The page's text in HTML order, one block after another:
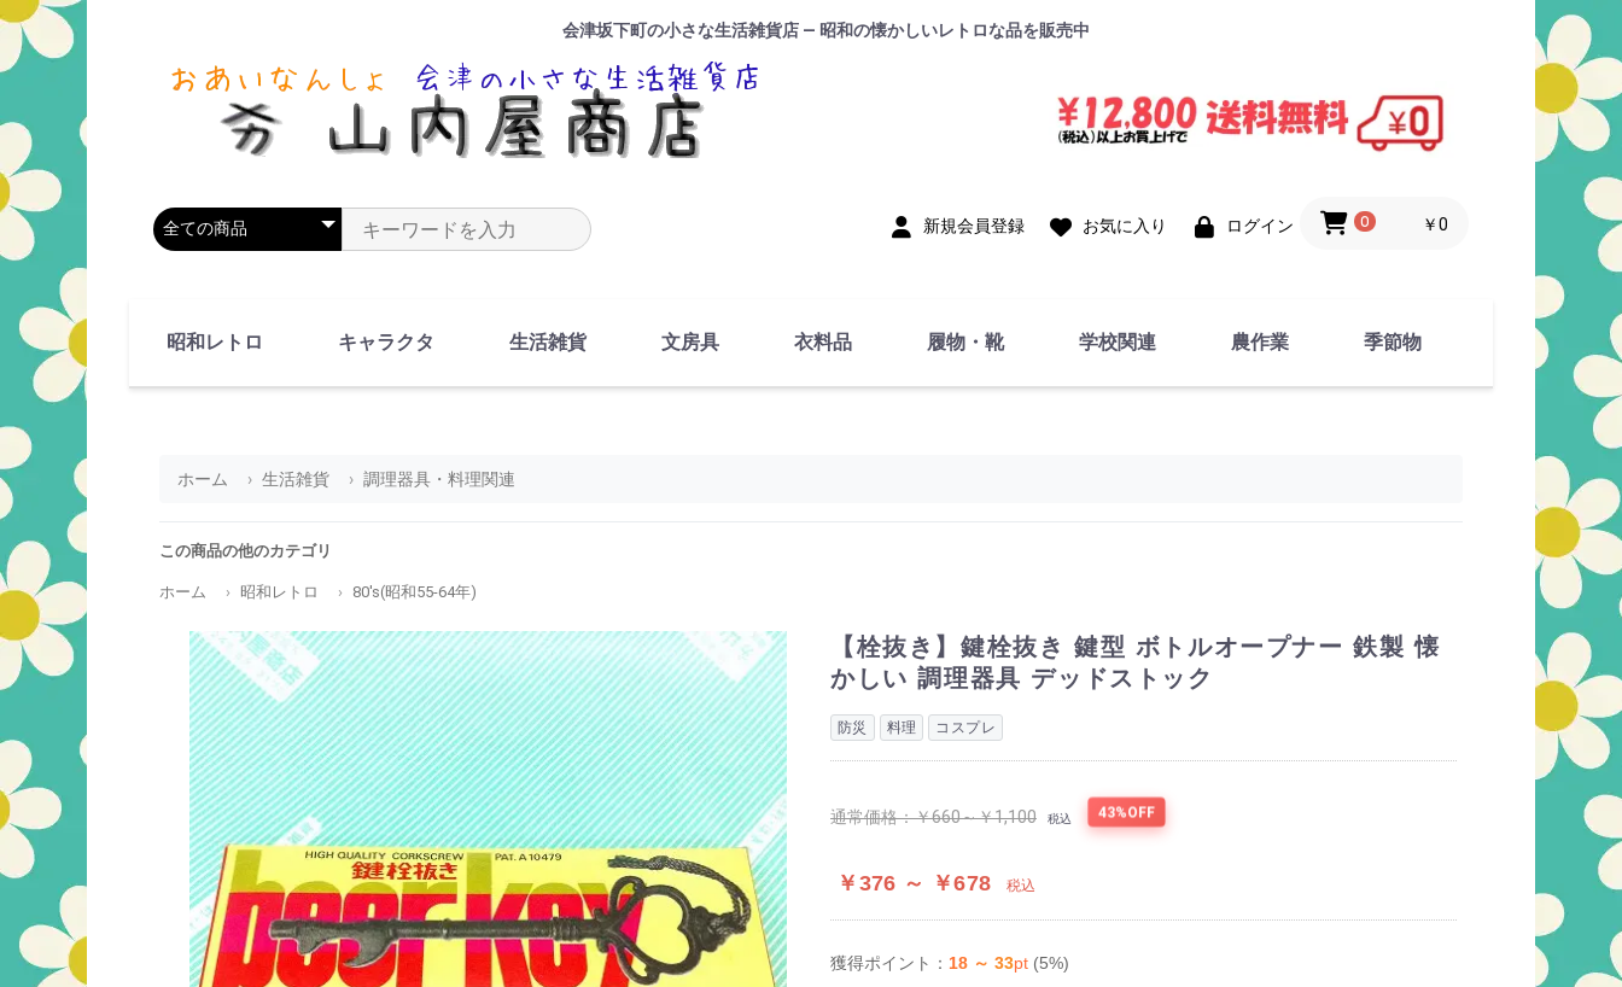
会津坂下町の小さな生活雑貨店 — 昭和の懐かしいレトロな品を販売中
商品カテゴリを選択 商品名やキーワードを入力 新規会員登録 お気に入り ログイン 0 ￥0
昭和レトロ キャラクタ 生活雑貨 文房具 衣料品 履物・靴 学校関連 農作業 季節物
ホーム 生活雑貨 調理器具・料理関連
この商品の他のカテゴリ
ホーム 昭和レトロ 80's(昭和55-64年)
【栓抜き】鍵栓抜き 鍵型 ボトルオープナー 鉄製 懐
かしい 調理器具 デッドストック
防災 料理 コスプレ
通常価格：￥660～￥1,100 税込 43%OFF
￥376 ～ ￥678 税込
獲得ポイント： 18 ～ 33pt (5%)